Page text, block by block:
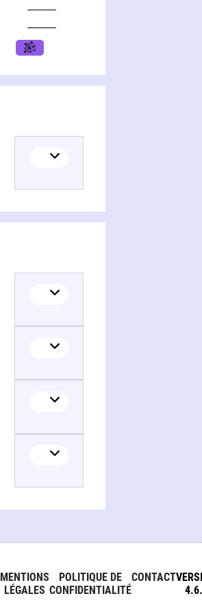
MENTIONS
LÉGALES
POLITIQUE DE
CONFIDENTIALITÉ
CONTACT